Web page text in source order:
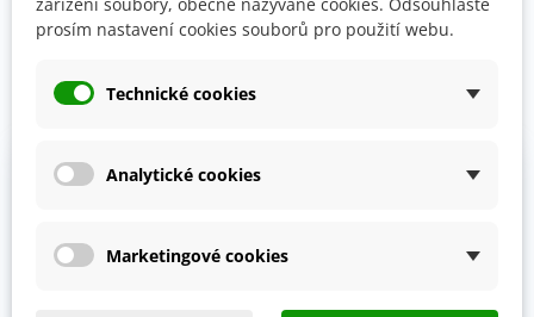
OVĚŘENO NAŠIMI ZÁKAZNÍKY
Prohlédněte si vybraná hodnocení našich zákazníků.
Výhody:
Vždy mi přišla objednávka velmi rychle a v pořádku,
Jitka V. 02.06.2026
prosím nastavení cookies souborů pro použití webu.
Technické cookies
Analytické cookies
Marketingové cookies